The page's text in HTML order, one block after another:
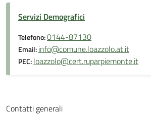
Servizi Demografici
Telefono:0144-87130
Email:info@comune.loazzolo.at.it
PEC:loazzolo@cert.ruparpiemonte.it
Contatti generali